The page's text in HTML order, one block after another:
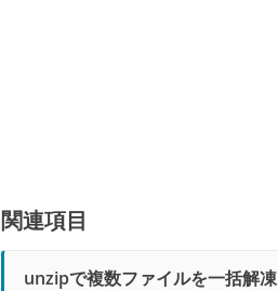
関連項目
unzipで複数ファイルを一括解凍